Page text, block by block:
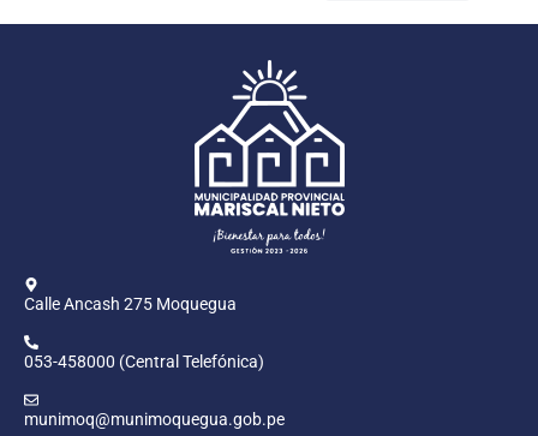
Calle Ancash 275 Moquegua
053-458000 (Central Telefónica)
munimoq@munimoquegua.gob.pe